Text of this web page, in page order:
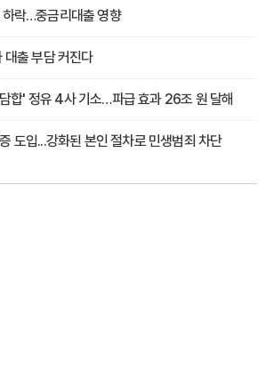
락…중금리대출 영향
대출 부담 커진다
합' 정유 4사 기소…파급 효과 26조 원 달해
도입...강화된 본인 절차로 민생범죄 차단